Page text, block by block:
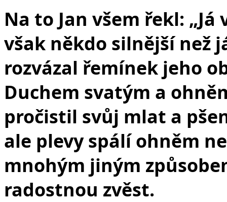
Na to Jan všem řekl:
však někdo silnější než
rozvázal řemínek jeho
Duchem svatým a
pročistil svůj mlat a
ale plevy spálí ohněm
mnohým jiným
radostnou zvěst.